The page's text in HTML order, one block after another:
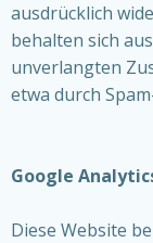
ausdrücklich
behalten sich
unverlangten
etwa durch
Google
Diese Website